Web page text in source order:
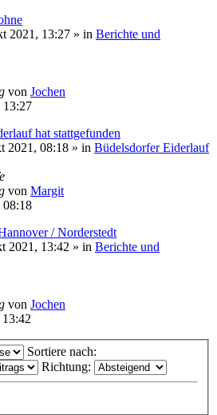
2021, 13:27 » in Berichte und
von Jochen
13:27
hat stattgefunden
2021, 08:18 » in Büdelsdorfer Eiderlauf
von Margit
08:18
/ Norderstedt
2021, 13:42 » in Berichte und
von Jochen
Sortiere nach:
Richtung: